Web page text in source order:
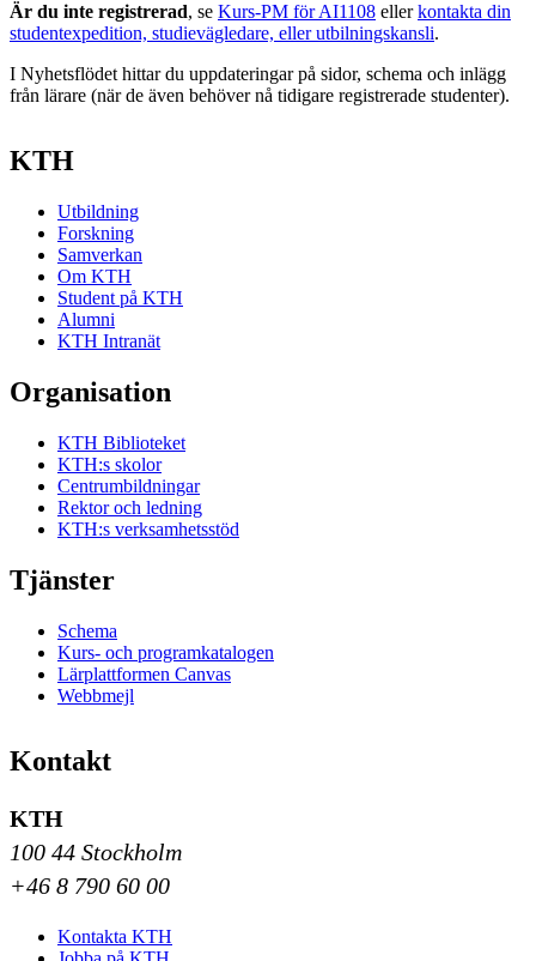
Är du inte registrerad, se Kurs-PM för AI1108 ellerkontakta din
studentexpedition, studievägledare, eller utbilningskansli.
I Nyhetsflödet hittar du uppdateringar på sidor, schema och inlägg
från lärare (när de även behöver nå tidigare registrerade studenter).
KTH
Utbildning
Forskning
Samverkan
Om KTH
Student på KTH
Alumni
KTH Intranät
Organisation
KTH Biblioteket
KTH:s skolor
Centrumbildningar
Rektor och ledning
KTH:s verksamhetsstöd
Tjänster
Schema
Kurs- och programkatalogen
Lärplattformen Canvas
Webbmejl
Kontakt
KTH
100 44 Stockholm
+46 8 790 60 00
Kontakta KTH